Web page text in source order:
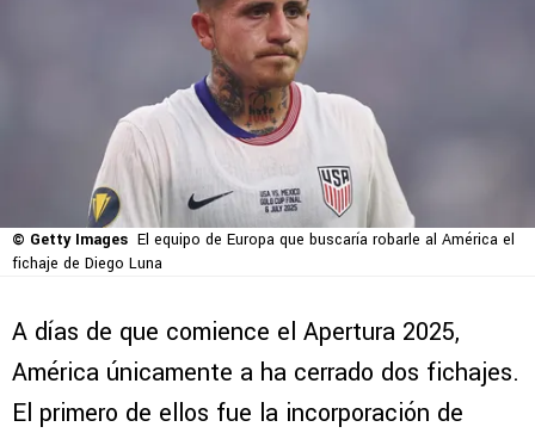
© Getty Images El equipo de Europa que buscaría robarle al América el
fichaje de Diego Luna
A días de que comience el Apertura 2025,
América únicamente a ha cerrado dos fichajes.
El primero de ellos fue la incorporación de